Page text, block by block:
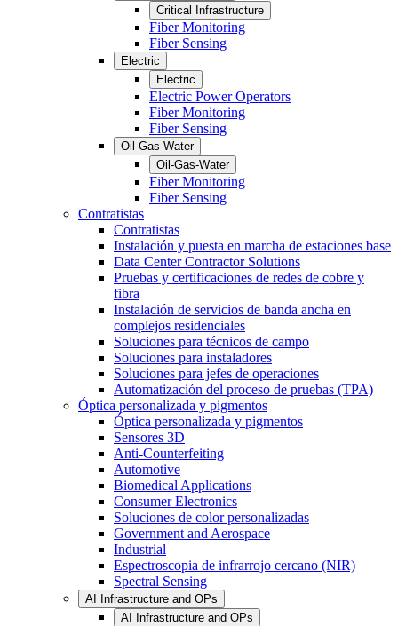
Critical Infrastructure
Fiber Monitoring
Fiber Sensing
Electric
Electric
Electric Power Operators
Fiber Monitoring
Fiber Sensing
Oil-Gas-Water
Oil-Gas-Water
Fiber Monitoring
Fiber Sensing
Contratistas
Contratistas
Instalación y puesta en marcha de estaciones base
Data Center Contractor Solutions
Pruebas y certificaciones de redes de cobre y
fibra
Instalación de servicios de banda ancha en
complejos residenciales
Soluciones para técnicos de campo
Soluciones para instaladores
Soluciones para jefes de operaciones
Automatización del proceso de pruebas (TPA)
Óptica personalizada y pigmentos
Óptica personalizada y pigmentos
Sensores 3D
Anti-Counterfeiting
Automotive
Biomedical Applications
Consumer Electronics
Soluciones de color personalizadas
Government and Aerospace
Industrial
Espectroscopia de infrarrojo cercano (NIR)
Spectral Sensing
AI Infrastructure and OPs
AI Infrastructure and OPs